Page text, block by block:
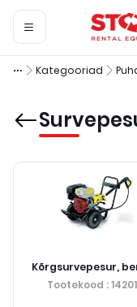
Kategooriad
Kõrgsurvepesur,
Tootekood :